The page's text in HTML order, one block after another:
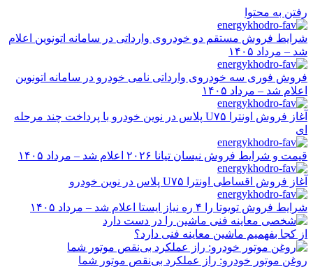
رفتن به محتوا
شرایط فروش مستقم دو خودروی وارداتی در سامانه اتونوین اعلام
شد – مرداد ۱۴۰۵
فروش فوری سه خودروی وارداتی نامی خودرو در سامانه اتونوین
اعلام شد – مرداد ۱۴۰۵
آغاز فروش اونترا U۷۵ پلاس در نوین خودرو با پرداخت چند مرحله
ای
قیمت و شرایط فروش نیسان تیانا ۲۰۲۶ اعلام شد – مرداد ۱۴۰۵
آغاز فروش اقساطی اونترا U۷۵ پلاس در نوین خودرو
شرایط فروش تویوتا را ۴ ره نیاز ایستا اعلام شد – مرداد ۱۴۰۵
از کجا بفهمیم ماشین معاینه فنی دارد؟
روغن موتور خودرو: راز عملکرد بی‌نقص موتور شما